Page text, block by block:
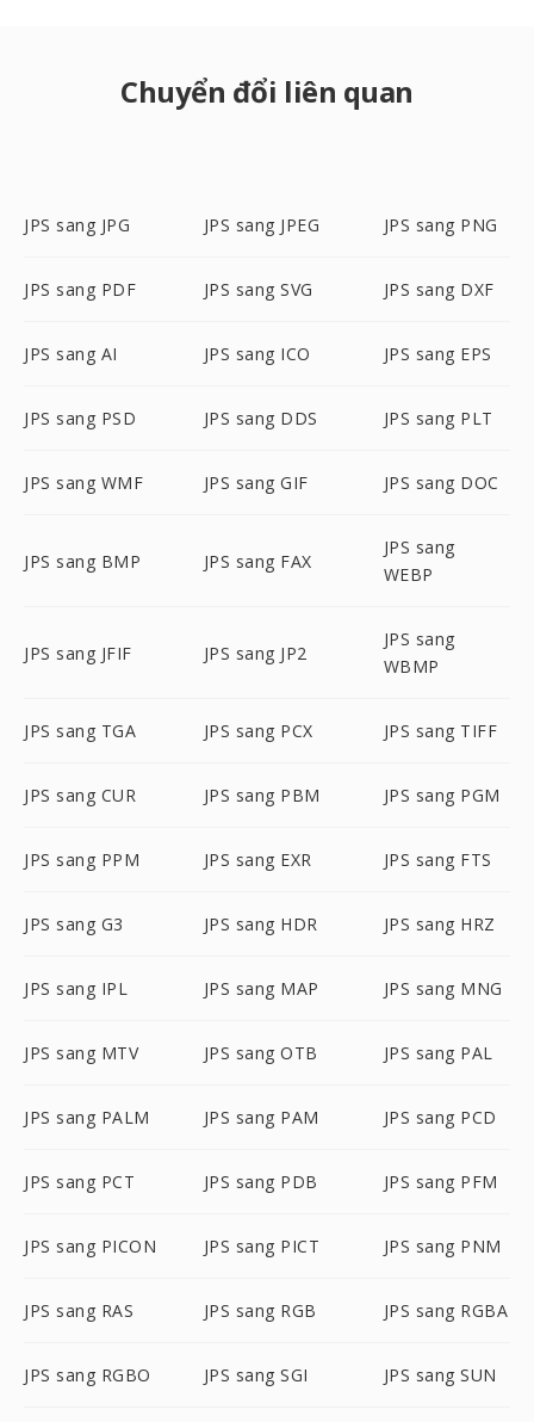
Chuyển đổi liên quan
JPS sang JPG JPS sang JPEG JPS sang PNG
JPS sang PDF JPS sang SVG JPS sang DXF
JPS sang AI JPS sang ICO JPS sang EPS
JPS sang PSD JPS sang DDS JPS sang PLT
JPS sang WMF JPS sang GIF JPS sang DOC
JPS sang BMP JPS sang FAX
JPS sang
WEBP
JPS sang JFIF JPS sang JP2
JPS sang
WBMP
JPS sang TGA JPS sang PCX JPS sang TIFF
JPS sang CUR JPS sang PBM JPS sang PGM
JPS sang PPM JPS sang EXR JPS sang FTS
JPS sang G3 JPS sang HDR JPS sang HRZ
JPS sang IPL JPS sang MAP JPS sang MNG
JPS sang MTV JPS sang OTB JPS sang PAL
JPS sang PALM JPS sang PAM JPS sang PCD
JPS sang PCT JPS sang PDB JPS sang PFM
JPS sang PICON JPS sang PICT JPS sang PNM
JPS sang RAS JPS sang RGB JPS sang RGBA
JPS sang RGBO JPS sang SGI JPS sang SUN